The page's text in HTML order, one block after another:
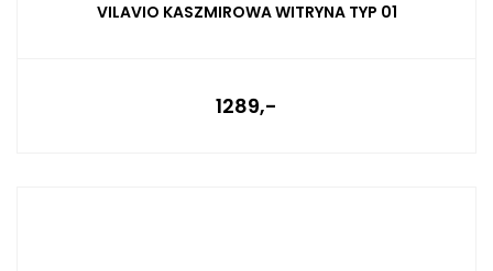
VILAVIO KASZMIROWA WITRYNA TYP 01
1289,-